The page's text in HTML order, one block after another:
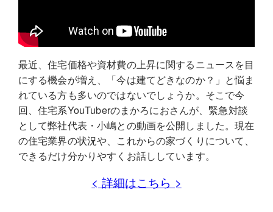
最近、住宅価格や資材費の上昇に関するニュースを目
にする機会が増え、「今は建てどきなのか？」と悩ま
れている方も多いのではないでしょうか。そこで今
回、住宅系YouTuberのまかろにおさんが、緊急対談
として弊社代表・小嶋との動画を公開しました。現在
の住宅業界の状況や、これからの家づくりについて、
できるだけ分かりやすくお話ししています。
< 詳細はこちら >